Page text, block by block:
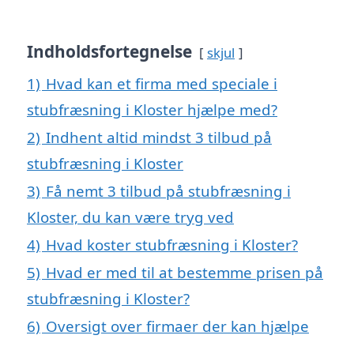
Indholdsfortegnelse skjul
1) Hvad kan et firma med speciale i
stubfræsning i Kloster hjælpe med?
2) Indhent altid mindst 3 tilbud på
stubfræsning i Kloster
3) Få nemt 3 tilbud på stubfræsning i
Kloster, du kan være tryg ved
4) Hvad koster stubfræsning i Kloster?
5) Hvad er med til at bestemme prisen på
stubfræsning i Kloster?
6) Oversigt over firmaer der kan hjælpe